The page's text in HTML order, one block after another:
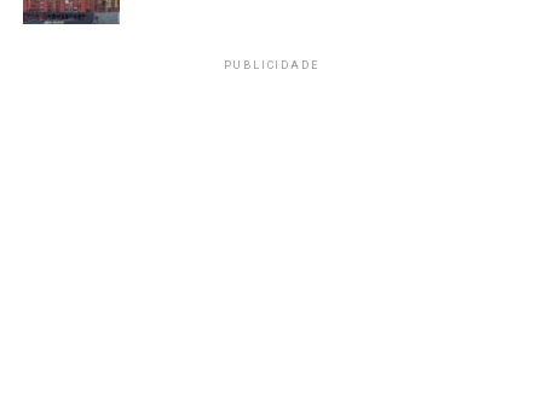
RECENTES
PUBLICIDADE